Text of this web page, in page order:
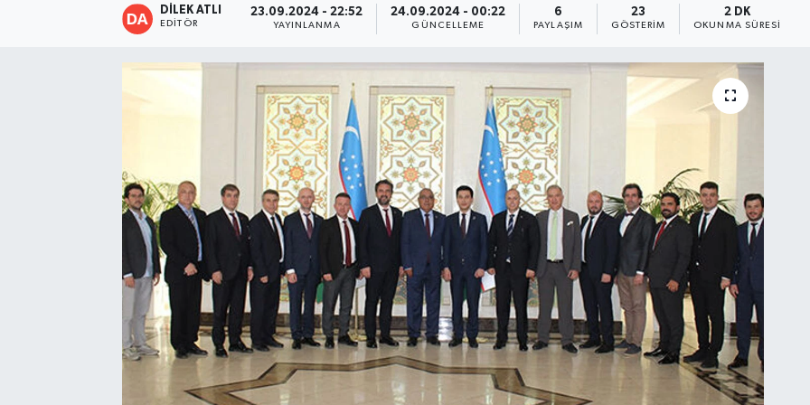
DİLEK ATLI
EDITÖR
23.09.2024 - 22:52
YAYINLANMA
24.09.2024 - 00:22
GÜNCELLEME
6
PAYLAŞIM
23
GÖSTERIM
2 DK
OKUNMA SÜRESI